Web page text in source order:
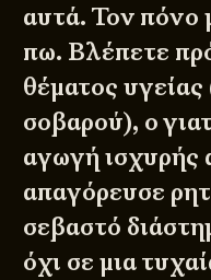
αυτά. Τον πόνο
πω. Βλέπετε
θέματος
σοβαρού), ο
αγωγή ισχυρής
απαγόρευσε
σεβαστό
όχι σε μια